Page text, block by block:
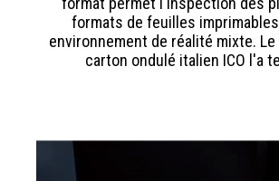
formats de feuilles
environnement de réalité mixte.
carton ondulé italien ICO l'a